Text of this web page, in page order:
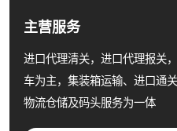
主营服务
进口代理清关，进口代理报关
车为主，集装箱运输、进口通
物流仓储及码头服务为一体